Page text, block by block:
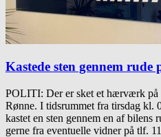
Kastede sten gennem rude
POLITI: Der er sket et hærværk på
Rønne. I tidsrummet fra tirsdag kl.
kastet en sten gennem en af bilens
gerne fra eventuelle vidner på tlf.